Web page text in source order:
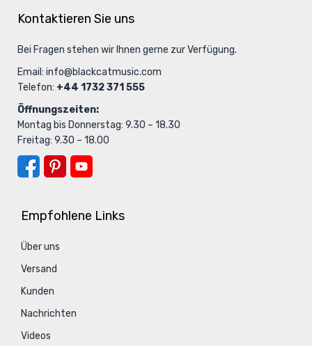
Kontaktieren Sie uns
Bei Fragen stehen wir Ihnen gerne zur Verfügung.
Email: info@blackcatmusic.com
Telefon: +44 1732 371 555
Öffnungszeiten:
Montag bis Donnerstag: 9.30 – 18.30
Freitag: 9.30 – 18.00
Empfohlene Links
Über uns
Versand
Kunden
Nachrichten
Videos